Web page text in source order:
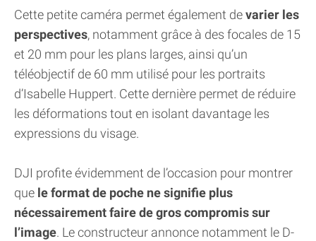
Cette petite caméra permet également devarier les
perspectives, notamment grâce à des focales de 15
et 20 mm pour les plans larges, ainsi qu’un
téléobjectif de 60 mm utilisé pour les portraits
d’Isabelle Huppert. Cette dernière permet de réduire
les déformations tout en isolant davantage les
expressions du visage.
DJI profite évidemment de l’occasion pour montrer
que le format de poche ne signifie plus
nécessairement faire de gros compromis sur
l’image. Le constructeur annonce notamment le D-